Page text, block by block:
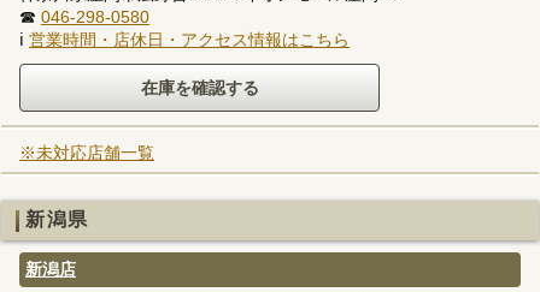
☎ 046-298-0580
ℹ 営業時間・店休日・アクセス情報はこちら
※未対応店舗一覧
新潟県
新潟店